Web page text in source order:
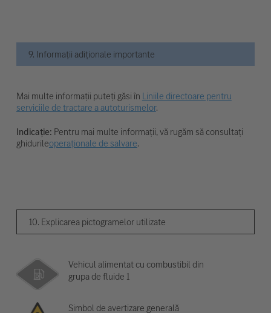
9. Informații adiționale importante
Mai multe informații puteți găsi în Liniile directoare pentru
serviciile de tractare a autoturismelor.
Indicație: Pentru mai multe informații, vă rugăm să consultați
ghidurileoperaționale de salvare.
10. Explicarea pictogramelor utilizate
Vehicul alimentat cu combustibil din
grupa de fluide 1
Simbol de avertizare generală